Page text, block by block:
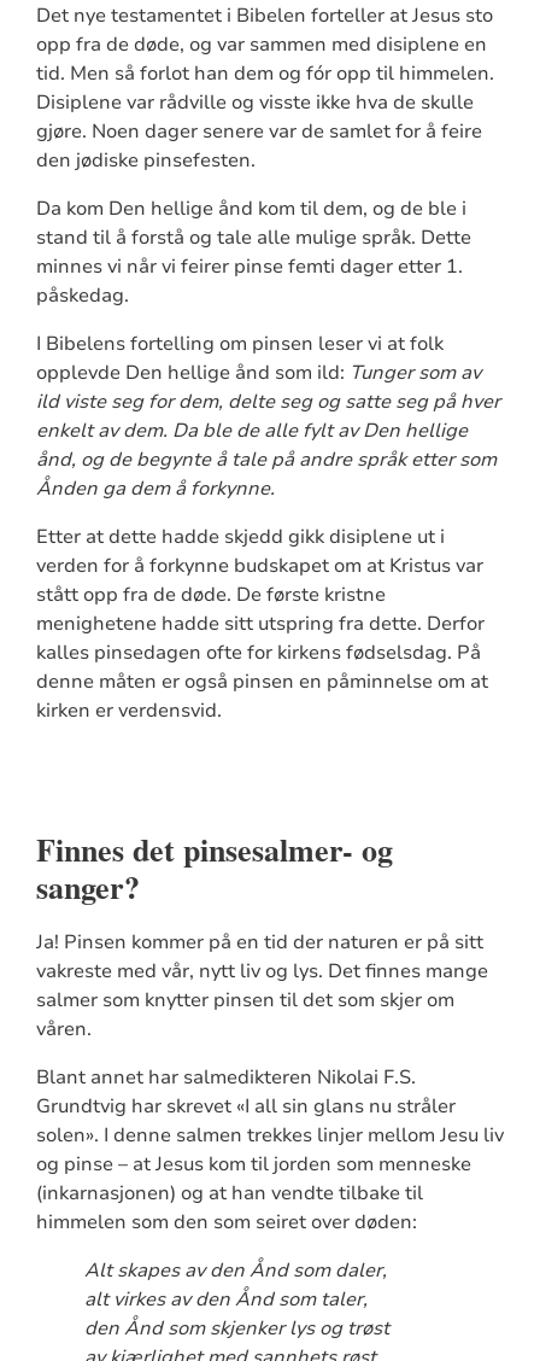
Det nye testamentet i Bibelen forteller at Jesus sto
opp fra de døde, og var sammen med disiplene en
tid. Men så forlot han dem og fór opp til himmelen.
Disiplene var rådville og visste ikke hva de skulle
gjøre. Noen dager senere var de samlet for å feire
den jødiske pinsefesten.
Da kom Den hellige ånd kom til dem, og de ble i
stand til å forstå og tale alle mulige språk. Dette
minnes vi når vi feirer pinse femti dager etter 1.
påskedag.
I Bibelens fortelling om pinsen leser vi at folk
opplevde Den hellige ånd som ild: Tunger som av
ild viste seg for dem, delte seg og satte seg på hver
enkelt av dem. Da ble de alle fylt av Den hellige
ånd, og de begynte å tale på andre språk etter som
Ånden ga dem å forkynne.
Etter at dette hadde skjedd gikk disiplene ut i
verden for å forkynne budskapet om at Kristus var
stått opp fra de døde. De første kristne
menighetene hadde sitt utspring fra dette. Derfor
kalles pinsedagen ofte for kirkens fødselsdag. På
denne måten er også pinsen en påminnelse om at
kirken er verdensvid.
Finnes det pinsesalmer- og
sanger?
Ja! Pinsen kommer på en tid der naturen er på sitt
vakreste med vår, nytt liv og lys. Det finnes mange
salmer som knytter pinsen til det som skjer om
våren.
Blant annet har salmedikteren Nikolai F.S.
Grundtvig har skrevet «I all sin glans nu stråler
solen». I denne salmen trekkes linjer mellom Jesu liv
og pinse – at Jesus kom til jorden som menneske
(inkarnasjonen) og at han vendte tilbake til
himmelen som den som seiret over døden:
Alt skapes av den Ånd som daler,
alt virkes av den Ånd som taler,
den Ånd som skjenker lys og trøst